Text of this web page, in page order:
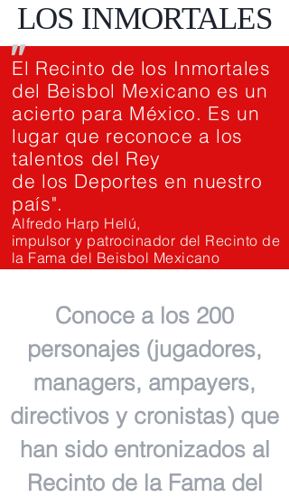
LOS INMORTALES
El Recinto de los Inmortales
del Beisbol Mexicano es un
acierto para México. Es un
lugar que reconoce a los
talentos del Rey
de los Deportes en nuestro
país".
Alfredo Harp Helú,
impulsor y patrocinador del Recinto de
la Fama del Beisbol Mexicano
"
Conoce a los 200
personajes (jugadores,
managers, ampayers,
directivos y cronistas) que
han sido entronizados al
Recinto de la Fama del